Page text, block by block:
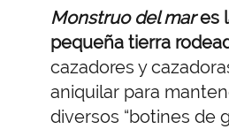
Monstruo del mares
pequeña tierra
cazadores y
aniquilar para
diversos “botines de